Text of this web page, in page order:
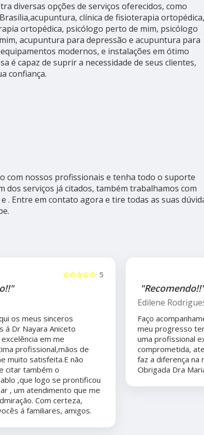
diversas opções de serviços oferecidos, como
clínica de fisioterapia ortopédica,
ortopédica, psicólogo perto de mim, psicólogo
acupuntura para depressão e acupuntura para
modernos, e instalações em ótimo
é capaz de suprir a necessidade de seus clientes,
confiança.
com nossos profissionais e tenha todo o suporte
dos serviços já citados, também trabalhamos com
. Entre em contato agora e tire todas as suas
5
☆☆☆☆☆
os meus sinceros
á Dr Nayara Aniceto
em me
profissional,mãos de
muito satisfeita.E não
citar também o
,que logo se prontificou
, um atendimento que me
Com certeza,
á familiares, amigos.
Edilene
Faço
meu progresso
uma profissional
comprometida,
faz a diferença na
Obrigada Dra